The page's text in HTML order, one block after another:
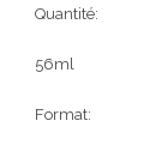
Quantité:
56ml
Format: